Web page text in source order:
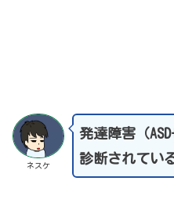
ネスケ
発達障害（
診断されてい